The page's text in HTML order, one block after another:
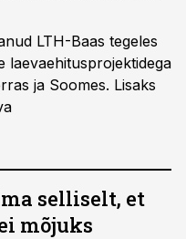
LTH-Baas tegeles
laevaehitusprojektidega
ja Soomes. Lisaks
selliselt, et
mõjuks